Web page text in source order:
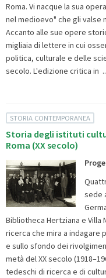
Roma. Vi nacque la sua
nel medioevo" che gli valse
Accanto alle sue opere
migliaia di lettere in cui
politica, culturale e delle
secolo. L'edizione critica in
STORIA CONTEMPORANEA
Storia degli istituti
Roma (XX secolo)
sede
Bibliotheca Hertziana e Villa
ricerca che mira a indagare
e sullo sfondo dei
metà del XX secolo
tedeschi di ricerca e di